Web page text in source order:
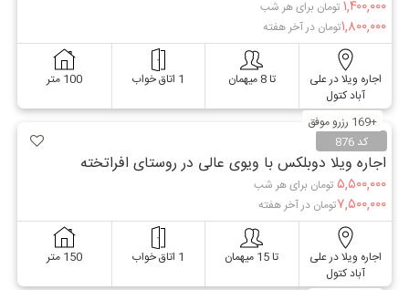
۱,۴۰۰,۰۰۰ تومان برای هر شب
۱,۸۰۰,۰۰۰تومان در آخر هفته
اجاره ویلا در علی
آباد کتول
تا 8 میهمان 1 اتاق خواب 100 متر
کد 876
+169 رزرو موفق
اجاره ویلا دوبلکس با ویوی عالی در روستای افراتخته
۵,۵۰۰,۰۰۰ تومان برای هر شب
۷,۵۰۰,۰۰۰تومان در آخر هفته
اجاره ویلا در علی
آباد کتول
تا 15 میهمان 1 اتاق خواب 150 متر